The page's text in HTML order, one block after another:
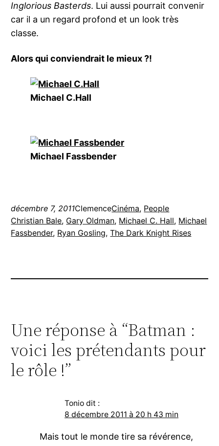
Inglorious Basterds. Lui aussi pourrait convenir
car il a un regard profond et un look très
classe.
Alors qui conviendrait le mieux ?!
Michael C.Hall
Michael Fassbender
décembre 7, 2011ClemenceCinéma, People
Christian Bale, Gary Oldman, Michael C. Hall, Michael
Fassbender, Ryan Gosling, The Dark Knight Rises
Une réponse à “Batman :
voici les prétendants pour
le rôle !”
Tonio dit :
8 décembre 2011 à 20 h 43 min
Mais tout le monde tire sa révérence,